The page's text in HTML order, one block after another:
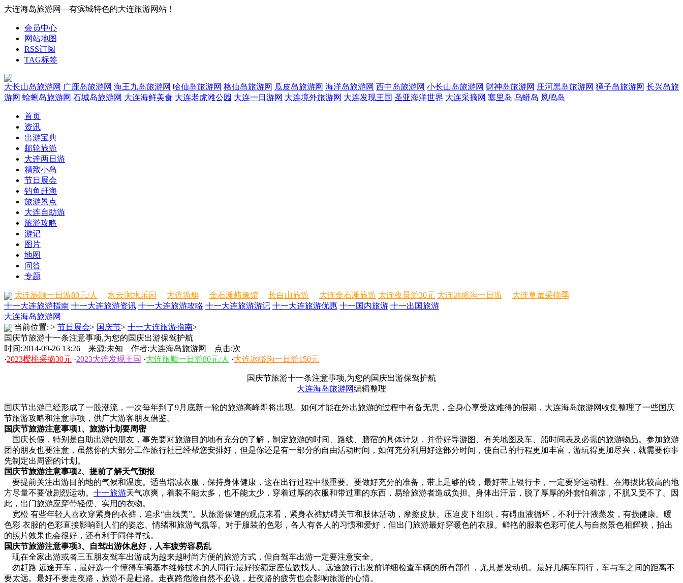
大连海岛旅游网—有滨城特色的大连旅游网站！
会员中心
网站地图
RSS订阅
TAG标签
大长山岛旅游网 广鹿岛旅游网 海王九岛旅游网 哈仙岛旅游网 格仙岛旅游网 瓜皮岛旅游网 海洋岛旅游网 西中岛旅游网 小长山岛旅游网 财神岛旅游网 庄河黑岛旅游网 獐子岛旅游网 长兴岛旅
游网 蛤蜊岛旅游网 石城岛旅游网 大连海鲜美食 大连老虎滩公园 大连一日游网 大连境外旅游网 大连发现王国 圣亚海洋世界 大连采摘网 塞里岛 乌蟒岛 凤鸣岛
首页
资讯
出游宝典
邮轮旅游
大连两日游
精致小岛
节日展会
钓鱼赶海
旅游景点
大连自助游
旅游攻略
游记
图片
地图
问答
专题
大连旅顺一日游80元/人 水云涧水乐园 大连游艇 金石滩蜡像馆 长白山旅游 大连金石滩旅游 大连夜景游30元 大连冰峪沟一日游
大连草莓采摘季
十一大连旅游指南 十一大连旅游资讯 十一大连旅游攻略 十一大连旅游游记 十一大连旅游优惠 十一国内旅游 十一出国旅游
大连海岛旅游网
当前位置: > 节日展会> 国庆节> 十一大连旅游指南>
国庆节旅游十一条注意事项,为您的国庆出游保驾护航
时间:2014-09-26 13:26 来源:未知 作者:大连海岛旅游网 点击:次
·2023樱桃采摘30元 ·2023大连发现王国 ·大连旅顺一日游80元/人 ·大连冰峪沟一日游150元
国庆节旅游十一条注意事项,为您的国庆出游保驾护航
大连海岛旅游网编辑整理
国庆节出游已经形成了一股潮流，一次每年到了9月底新一轮的旅游高峰即将出现。如何才能在外出旅游的过程中有备无患，全身心享受这难得的假期，大连海岛旅游网收集整理了一些国庆
节旅游攻略和注意事项，供广大游客朋友借鉴。
国庆节旅游注意事项1、旅游计划要周密
国庆长假，特别是自助出游的朋友，事先要对旅游目的地有充分的了解，制定旅游的时间、路线、膳宿的具体计划，并带好导游图、有关地图及车、船时间表及必需的旅游物品。参加旅游
团的朋友也要注意，虽然你的大部分工作旅行社已经帮您安排好，但是你还是有一部分的自由活动时间，如何充分利用好这部分时间，使自己的行程更加丰富，游玩得更加尽兴，就需要你事
先制定出周密的计划。
国庆节旅游注意事项2、提前了解天气预报
要提前关注出游目的地的气候和温度。适当增减衣服，保持身体健康，这在出行过程中很重要。要做好充分的准备，带上足够的钱，最好带上银行卡，一定要穿运动鞋。在海拔比较高的地
方尽量不要做剧烈运动。 十一旅游天气凉爽，着装不能太多，也不能太少，穿着过厚的衣服和带过重的东西，易给旅游者造成负担。身体出汗后，脱了厚厚的外套怕着凉，不脱又受不了。因
此，出门旅游应穿带轻便、实用的衣物。
宽松 有些年轻人喜欢穿紧身的衣裤，追求“曲线美”。从旅游保健的观点来看，紧身衣裤妨碍关节和肢体活动，摩擦皮肤、压迫皮下组织，有碍血液循环，不利于汗液蒸发，有损健康。暖
色彩 衣服的色彩直接影响到人们的姿态、情绪和旅游气氛等。对于服装的色彩，各人有各人的习惯和爱好，但出门旅游最好穿暖色的衣服。鲜艳的服装色彩可使人与自然景色相辉映，拍出
的照片效果也会很好，还有利于同伴寻找。
国庆节旅游注意事项3、自驾出游休息好，人车疲劳容易乱
现在全家出游或者三五朋友驾车出游成为越来越时尚方便的旅游方式，但自驾车出游一定要注意安全。
勿赶路 远途开车，最好选一个懂得车辆基本维修技术的人同行;最好按额定座位数找人。远途旅行出发前详细检查车辆的所有部件，尤其是发动机。最好几辆车同行，车与车之间的距离不
要太远。最好不要走夜路，旅游不是赶路。走夜路危险自然不必说，赶夜路的疲劳也会影响旅游的心情。